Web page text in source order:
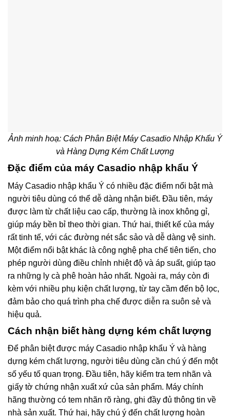
Ảnh minh hoạ: Cách Phân Biệt Máy Casadio Nhập Khẩu Ý
và Hàng Dựng Kém Chất Lượng
Đặc điểm của máy Casadio nhập khẩu Ý
Máy Casadio nhập khẩu Ý có nhiều đặc điểm nổi bật mà
người tiêu dùng có thể dễ dàng nhận biết. Đầu tiên, máy
được làm từ chất liệu cao cấp, thường là inox không gỉ,
giúp máy bền bỉ theo thời gian. Thứ hai, thiết kế của máy
rất tinh tế, với các đường nét sắc sảo và dễ dàng vệ sinh.
Một điểm nổi bật khác là công nghệ pha chế tiên tiến, cho
phép người dùng điều chỉnh nhiệt độ và áp suất, giúp tạo
ra những ly cà phê hoàn hảo nhất. Ngoài ra, máy còn đi
kèm với nhiều phụ kiện chất lượng, từ tay cầm đến bộ lọc,
đảm bảo cho quá trình pha chế được diễn ra suôn sẻ và
hiệu quả.
Cách nhận biết hàng dựng kém chất lượng
Để phân biệt được máy Casadio nhập khẩu Ý và hàng
dựng kém chất lượng, người tiêu dùng cần chú ý đến một
số yếu tố quan trọng. Đầu tiên, hãy kiểm tra tem nhãn và
giấy tờ chứng nhận xuất xứ của sản phẩm. Máy chính
hãng thường có tem nhãn rõ ràng, ghi đầy đủ thông tin về
nhà sản xuất. Thứ hai, hãy chú ý đến chất lượng hoàn